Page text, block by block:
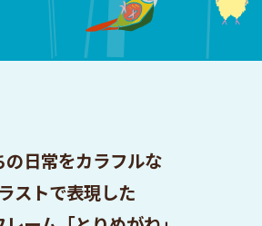
の日常をカラフルな
ストで表現した